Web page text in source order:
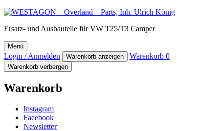
Ersatz- und Ausbauteile für VW T25/T3 Camper
Menü
Login / Anmelden Warenkorb anzeigen Warenkorb 0
Warenkorb verbergen
Warenkorb
Instagram
Facebook
Newsletter